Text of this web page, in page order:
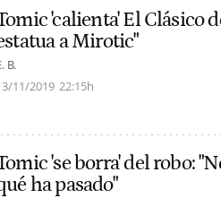
'calienta' El Clásico
a Mirotic"
B.
11/2019 22:15h
'se borra' del robo:
ha pasado"